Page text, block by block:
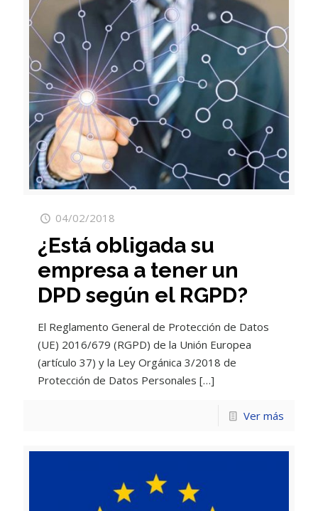
04/02/2018
¿Está obligada su
empresa a tener un
DPD según el RGPD?
El Reglamento General de Protección de Datos
(UE) 2016/679 (RGPD) de la Unión Europea
(artículo 37) y la Ley Orgánica 3/2018 de
Protección de Datos Personales […]
Ver más